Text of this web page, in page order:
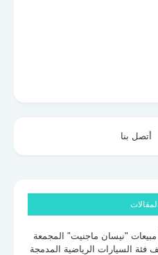
أتصل بنا
"نيسان ماجنيت" المجمعة
فئة السيارات الرياضية المدمجة